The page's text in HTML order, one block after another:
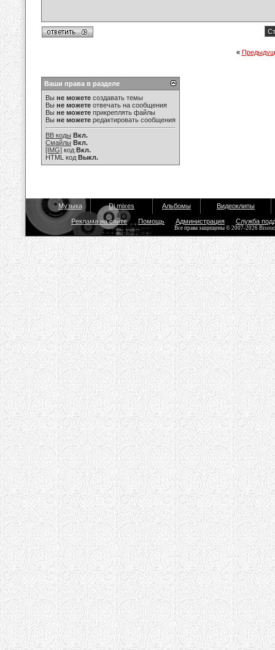
«
Ваши права в разделе
Вы не можете создавать темы
Вы не можете отвечать на сообщения
Вы не можете прикреплять файлы
Вы не можете редактировать сообщения
BB коды Вкл.
Смайлы Вкл.
[IMG] код Вкл.
HTML код Выкл.
Музыка Dj mixes Альбомы Видеоклипы
Реклама на сайте Помощь Администрация Служба
Все права защищены © 2007-2026